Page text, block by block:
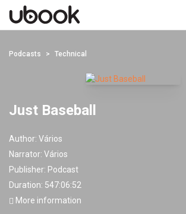
Podcasts Technical
Just Baseball
Author: Vários
Narrator: Vários
Publisher: Podcast
Duration: 547:06:52
More information